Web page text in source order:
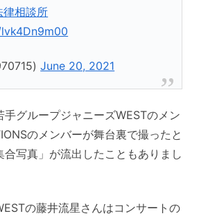
律相談所
June 20, 2021
手グループジャニーズWESTのメン
のメンバーが舞台裏で撮ったと
合写真」が流出したこともありまし
の藤井流星さんはコンサートの